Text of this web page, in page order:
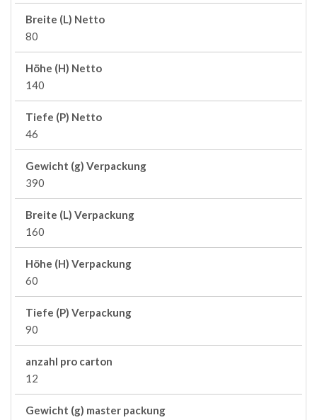
Breite (L) Netto
80
Höhe (H) Netto
140
Tiefe (P) Netto
46
Gewicht (g) Verpackung
390
Breite (L) Verpackung
160
Höhe (H) Verpackung
60
Tiefe (P) Verpackung
90
anzahl pro carton
12
Gewicht (g) master packung